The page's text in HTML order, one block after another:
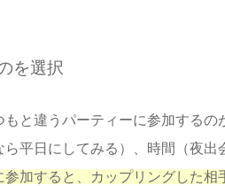
を選択
と違うパーティーに参加する
平日にしてみる）、時間（夜出
加すると、カップリングした相